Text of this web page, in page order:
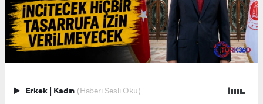
Erkek | Kadın (Haberi Sesli Oku)